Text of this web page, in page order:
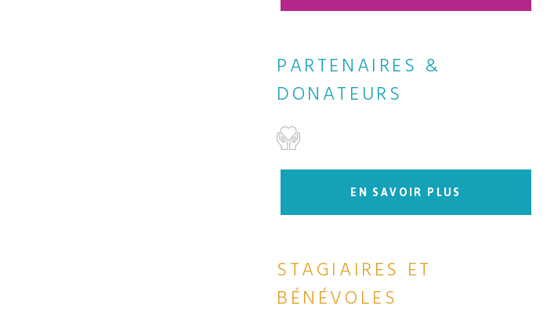
PARTENAIRES &
DONATEURS
EN SAVOIR PLUS
STAGIAIRES ET
BÉNÉVOLES